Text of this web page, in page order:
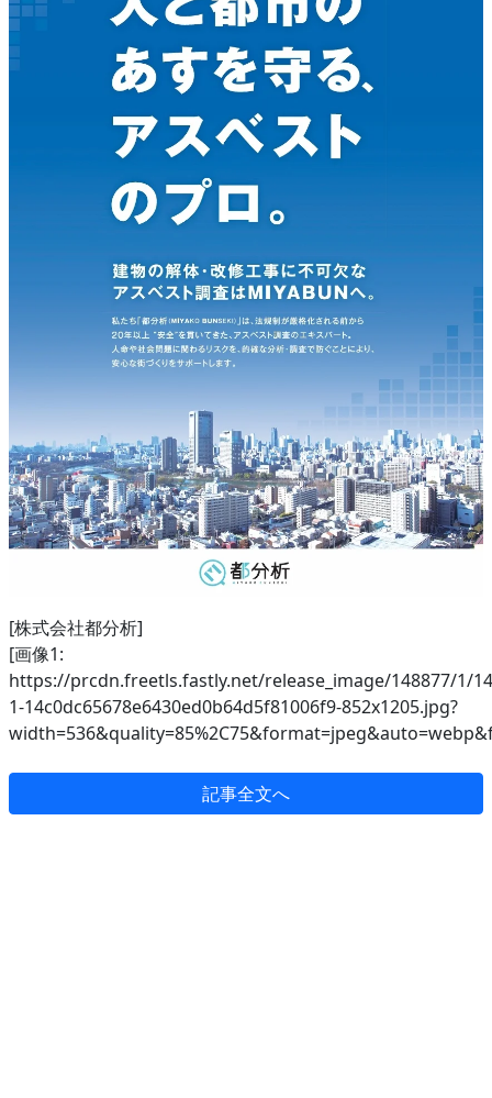
[株式会社都分析]
[画像1:
https://prcdn.freetls.fastly.net/release_image/148877/1/
1-14c0dc65678e6430ed0b64d5f81006f9-852x1205.jpg?
記事全文へ